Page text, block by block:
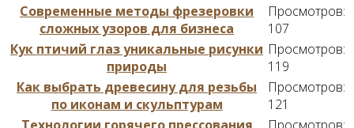
Современные методы фрезеровки
сложных узоров для бизнеса
Просмотров:
107
Кук птичий глаз уникальные рисунки
природы
Просмотров:
119
Как выбрать древесину для резьбы
по иконам и скульптурам
Просмотров:
121